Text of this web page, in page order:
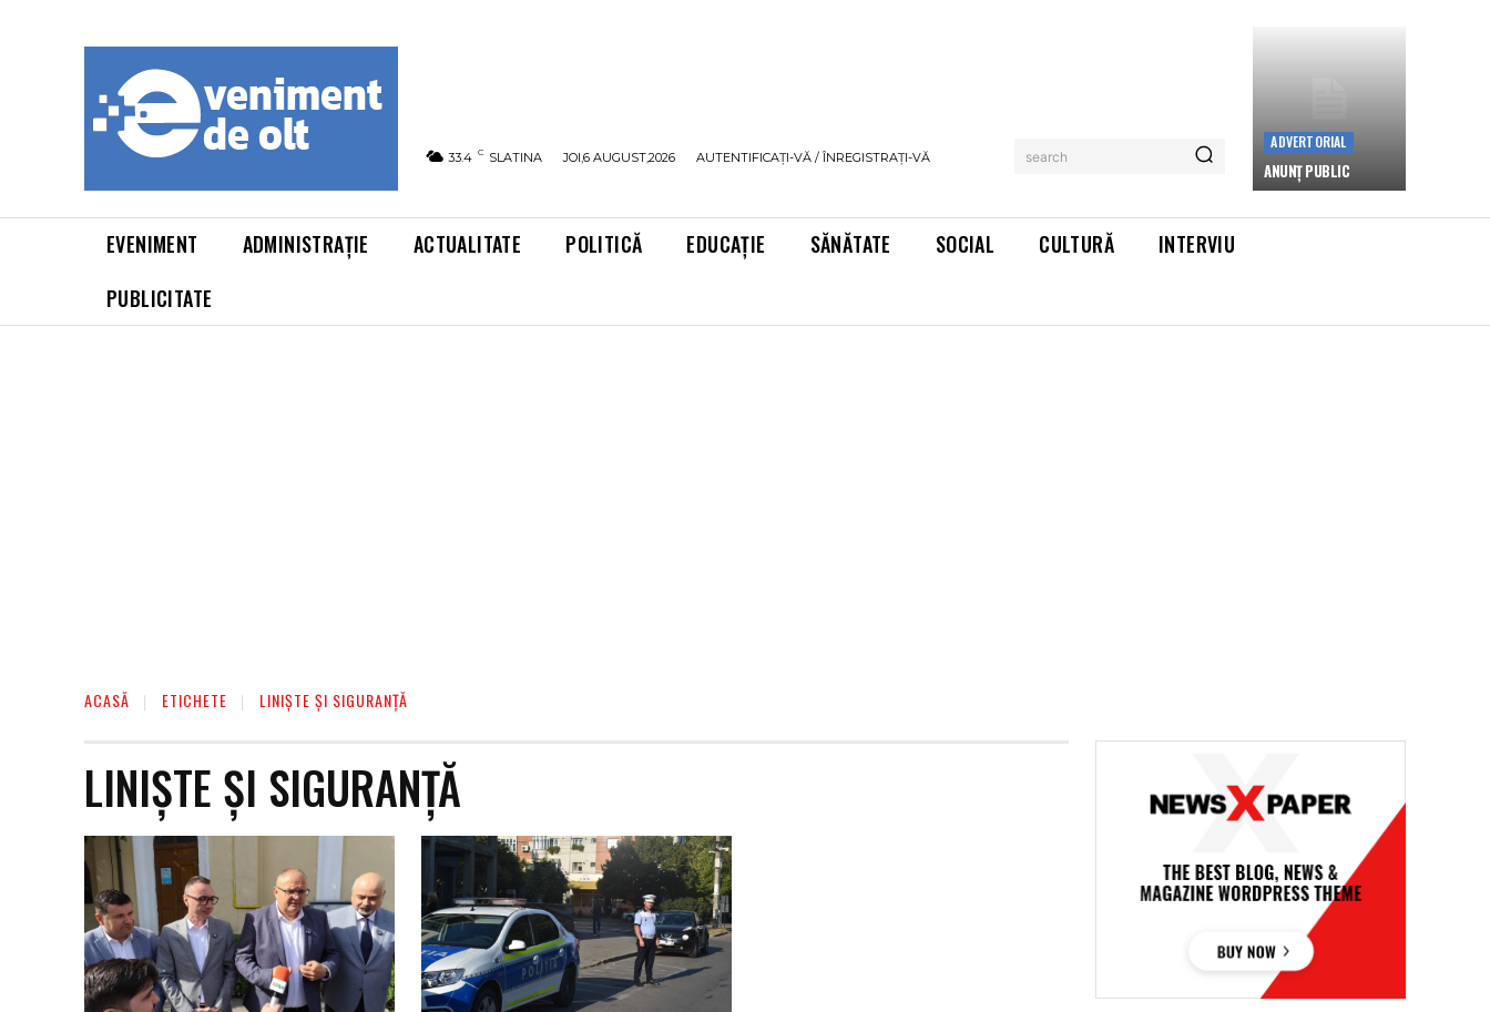
33.4 C SLATINA JOI,6 AUGUST,2026 AUTENTIFICAȚI-VĂ / ÎNREGISTRAȚI-VĂ search
ADVERTORIAL
ANUNȚ PUBLIC
EVENIMENT ADMINISTRAȚIE ACTUALITATE POLITICĂ EDUCAȚIE SĂNĂTATE SOCIAL CULTURĂ
INTERVIU
PUBLICITATE
ACASĂ ETICHETE LINIȘTE ȘI SIGURANȚĂ
LINIȘTE ȘI SIGURANȚĂ